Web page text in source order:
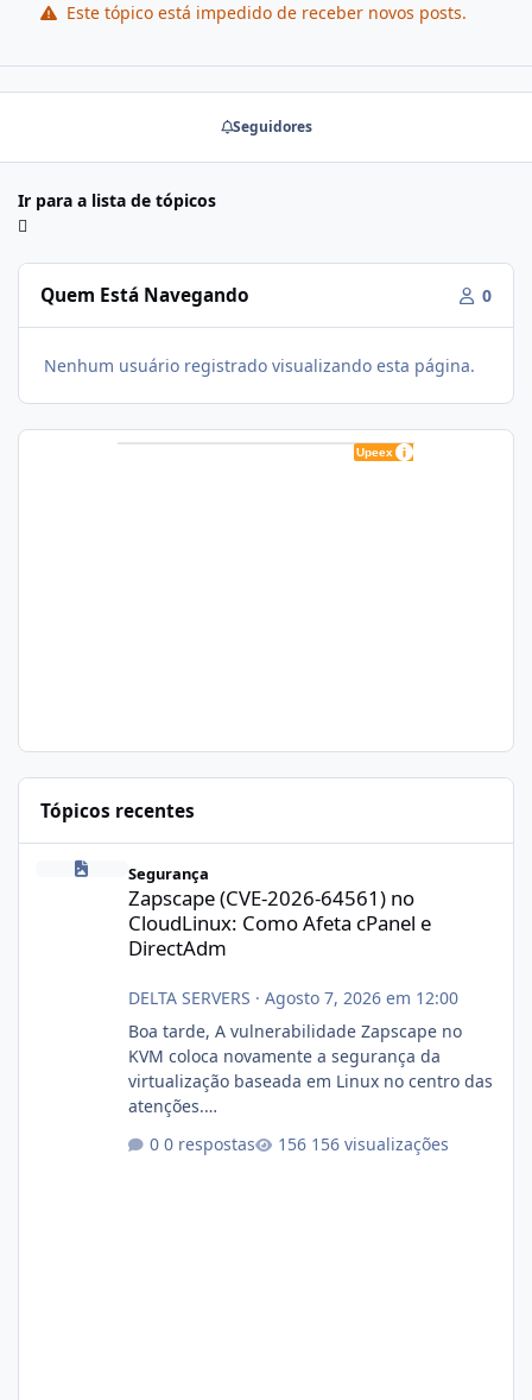
Este tópico está impedido de receber novos posts.
Seguidores
Ir para a lista de tópicos
Quem Está Navegando 0
Nenhum usuário registrado visualizando esta página.
Tópicos recentes
Zapscape (CVE-2026-64561) no CloudLinux: Como Afeta cPanel
Segurança
Zapscape (CVE-2026-64561) no
CloudLinux: Como Afeta cPanel e
DirectAdm
DELTA SERVERS · Agosto 7, 2026 em 12:00
Boa tarde, A vulnerabilidade Zapscape no
KVM coloca novamente a segurança da
virtualização baseada em Linux no centro das
atenções.
xjx23zz5f Criamos uma breve explicação:
0 respostas 156 visualizações